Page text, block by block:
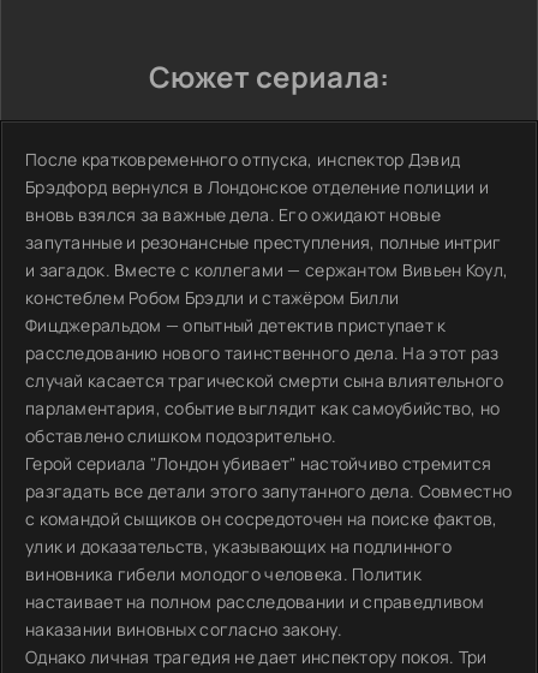
Сюжет сериала:
После кратковременного отпуска, инспектор Дэвид
Брэдфорд вернулся в Лондонское отделение полиции и
вновь взялся за важные дела. Его ожидают новые
запутанные и резонансные преступления, полные интриг
и загадок. Вместе с коллегами — сержантом Вивьен Коул,
констеблем Робом Брэдли и стажёром Билли
Фицджеральдом — опытный детектив приступает к
расследованию нового таинственного дела. На этот раз
случай касается трагической смерти сына влиятельного
парламентария, событие выглядит как самоубийство, но
обставлено слишком подозрительно.
Герой сериала "Лондон убивает" настойчиво стремится
разгадать все детали этого запутанного дела. Совместно
с командой сыщиков он сосредоточен на поиске фактов,
улик и доказательств, указывающих на подлинного
виновника гибели молодого человека. Политик
настаивает на полном расследовании и справедливом
наказании виновных согласно закону.
Однако личная трагедия не дает инспектору покоя. Три